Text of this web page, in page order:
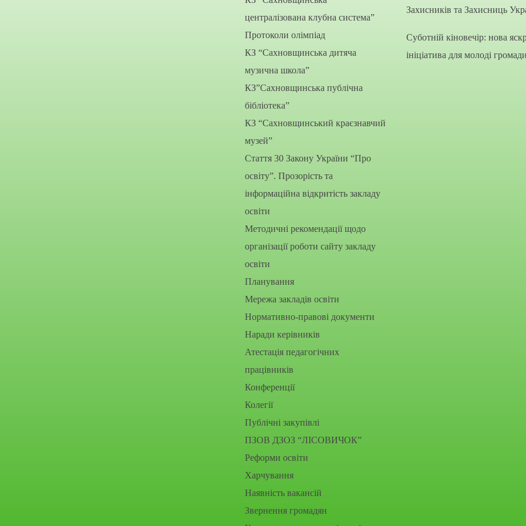
централізована клубна система”
Протоколи олімпіад
КЗ “Сахновщинська дитяча
музична школа”
КЗ”Сахновщинська публічна
бібліотека”
КЗ “Сахновщинський краєзнавчий
музей”
Стаття 30 Закону України “Про
освіту”. Прозорість та
інформаційна відкритість закладу
освіти
Методичні рекомендації щодо
організації роботи сайту закладу
освіти
Планування
Мережа закладів освіти
Нормативно-правові документи
Наради керівників
Атестація педагогічних
працівників
Конференції
Колегії
Публічні закупівлі
ПЗОВ ДЗОЗ “ЛІСОВИЧОК”
Реформи освіти
Харчування
Наявність вакансій
Звернення громадян
Захисників та Захисниць
Суботній кіновечір: нова
ініціатива для молоді громади